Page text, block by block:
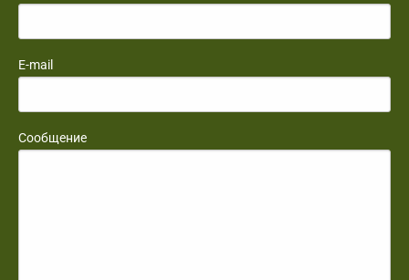
E-mail
Сообщение